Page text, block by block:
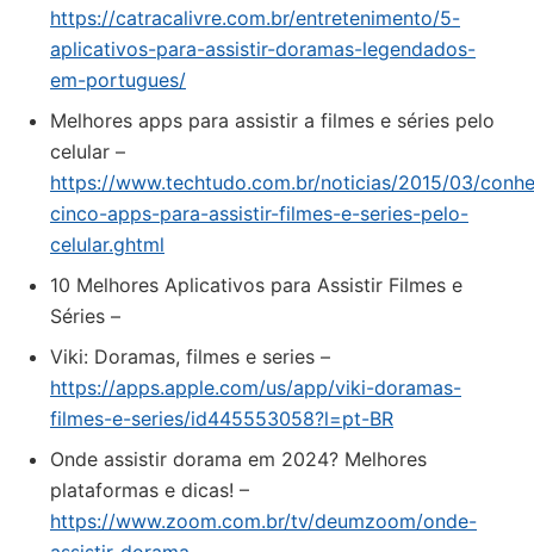
https://catracalivre.com.br/entretenimento/5-
aplicativos-para-assistir-doramas-legendados-
em-portugues/
Melhores apps para assistir a filmes e séries pelo
celular –
https://www.techtudo.com.br/noticias/2015/03/
cinco-apps-para-assistir-filmes-e-series-pelo-
celular.ghtml
10 Melhores Aplicativos para Assistir Filmes e
Séries –
‎Viki: Doramas, filmes e series –
https://apps.apple.com/us/app/viki-doramas-
filmes-e-series/id445553058?l=pt-BR
Onde assistir dorama em 2024? Melhores
plataformas e dicas! –
https://www.zoom.com.br/tv/deumzoom/onde-